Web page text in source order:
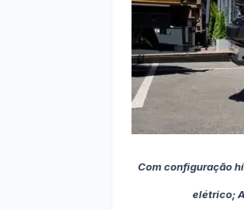
Com configuração
elétrico;